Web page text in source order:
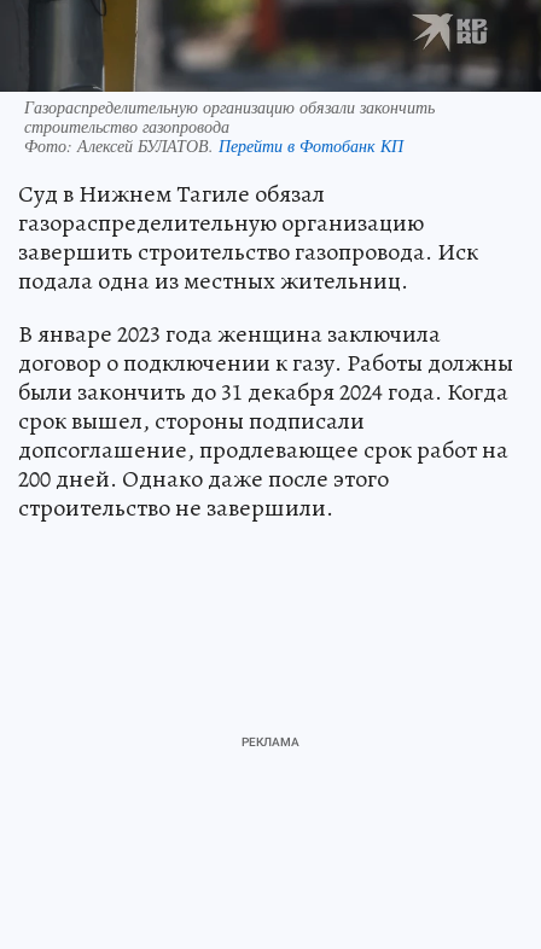
Газораспределительную организацию обязали закончить
строительство газопровода
Фото: Алексей БУЛАТОВ. Перейти в Фотобанк КП
Суд в Нижнем Тагиле обязал
газораспределительную организацию
завершить строительство газопровода. Иск
подала одна из местных жительниц.
В январе 2023 года женщина заключила
договор о подключении к газу. Работы должны
были закончить до 31 декабря 2024 года. Когда
срок вышел, стороны подписали
допсоглашение, продлевающее срок работ на
200 дней. Однако даже после этого
строительство не завершили.